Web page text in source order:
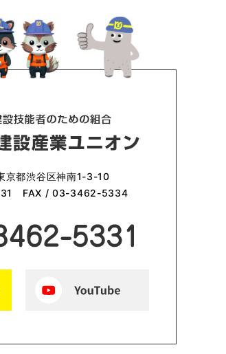
都渋谷区神南1-3-10
FAX / 03-3462-5334